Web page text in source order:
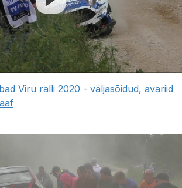
Viru ralli 2020 - väljasõidud, avariid